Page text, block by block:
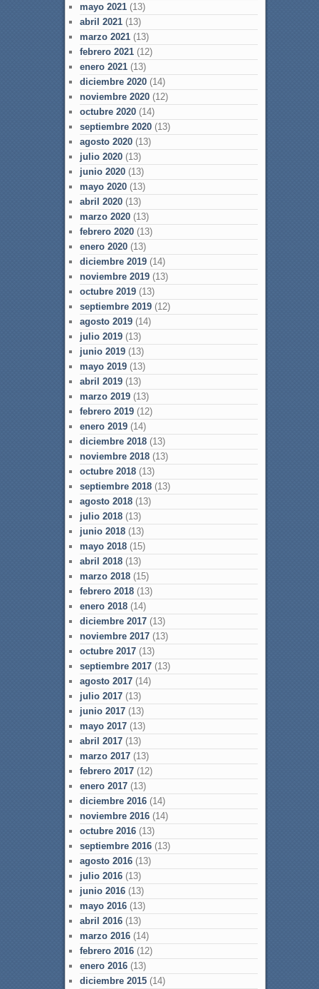
mayo 2021(13)
abril 2021(13)
marzo 2021(13)
febrero 2021(12)
enero 2021(13)
diciembre 2020(14)
noviembre 2020(12)
octubre 2020(14)
septiembre 2020(13)
agosto 2020(13)
julio 2020(13)
junio 2020(13)
mayo 2020(13)
abril 2020(13)
marzo 2020(13)
febrero 2020(13)
enero 2020(13)
diciembre 2019(14)
noviembre 2019(13)
octubre 2019(13)
septiembre 2019(12)
agosto 2019(14)
julio 2019(13)
junio 2019(13)
mayo 2019(13)
abril 2019(13)
marzo 2019(13)
febrero 2019(12)
enero 2019(14)
diciembre 2018(13)
noviembre 2018(13)
octubre 2018(13)
septiembre 2018(13)
agosto 2018(13)
julio 2018(13)
junio 2018(13)
mayo 2018(15)
abril 2018(13)
marzo 2018(15)
febrero 2018(13)
enero 2018(14)
diciembre 2017(13)
noviembre 2017(13)
octubre 2017(13)
septiembre 2017(13)
agosto 2017(14)
julio 2017(13)
junio 2017(13)
mayo 2017(13)
abril 2017(13)
marzo 2017(13)
febrero 2017(12)
enero 2017(13)
diciembre 2016(14)
noviembre 2016(14)
octubre 2016(13)
septiembre 2016(13)
agosto 2016(13)
julio 2016(13)
junio 2016(13)
mayo 2016(13)
abril 2016(13)
marzo 2016(14)
febrero 2016(12)
enero 2016(13)
diciembre 2015(14)